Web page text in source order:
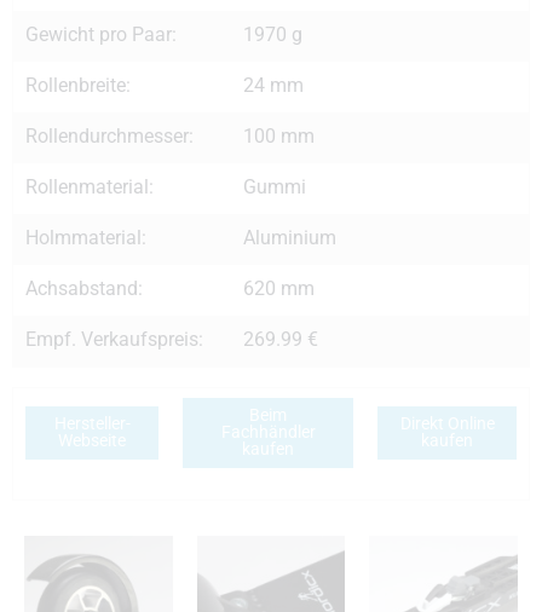
Gewicht pro Paar: 1970 g
Rollenbreite: 24 mm
Rollendurchmesser: 100 mm
Rollenmaterial: Gummi
Holmmaterial: Aluminium
Achsabstand: 620 mm
Empf. Verkaufspreis: 269.99 €
Hersteller-
Webseite
Beim
Fachhändler
kaufen
Direkt Online
kaufen